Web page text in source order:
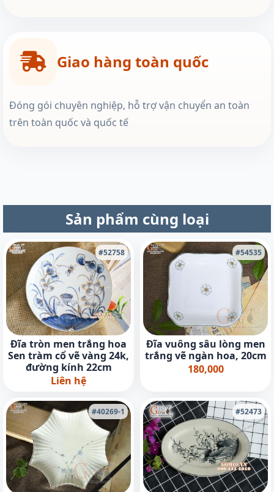
Giao hàng toàn quốc
Đóng gói chuyên nghiệp, hỗ trợ vận chuyển an toàn
trên toàn quốc và quốc tế
Sản phẩm cùng loại
#52758
Đĩa tròn men trắng hoa
Sen tràm cổ vẽ vàng 24k,
đường kính 22cm
Liên hệ
#54535
Đĩa vuông sâu lòng men
trắng vẽ ngàn hoa, 20cm
180,000
#40269-1 #52473